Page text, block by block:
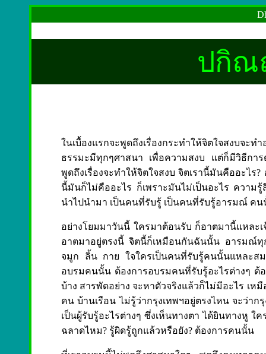
ปกิณ
ในเบื้องแรกจะพูดถึงเรื่องกระทำให้จิตใจสงบจะ
ธรรมะมีทุกๆศาสนา เพื่อความสงบ แต่ก็มีวิธีการ
พูดถึงเรื่องจะทำให้จิตใจสงบ จิตเรานี้มันคืออะไร
นี้มันก็ไม่คืออะไร ก็เพราะมันไม่เป็นอะไร ความ
นำไปนำมา เป็นคนที่รับรู้ เป็นคนที่รับรู้อารมณ์ คน
อย่างโยมมาวันนี้ ใครมาต้อนรับ ก็อาตมานี้แหละเ
อาตมาอยู่ตรงนี้ จิตนี้ก็เหมือนกันฉันนั้น อารมณ์ทุ
จมูก ลิ้น กาย ใจใครเป็นคนที่รับรู้คนนั้นแหละสม
อบรมคนนั้น ต้องการอบรมคนที่รับรู้อะไรต่างๆ ต้
บ้าง สารพัดอย่าง จะหาตัวจริงแล้วก็ไม่มีอะไร เห
คน บ้านเรือน ไม่รู้ว่ากรุงเทพฯอยู่ตรงไหน จะว่า
เป็นผู้รับรู้อะไรต่างๆ ซึ่งเห็นทางตา ได้ยินทางหู
ฉลาดไหม? รู้ผิดรู้ถูกแล้วหรือยัง? ต้องการคนนั้น